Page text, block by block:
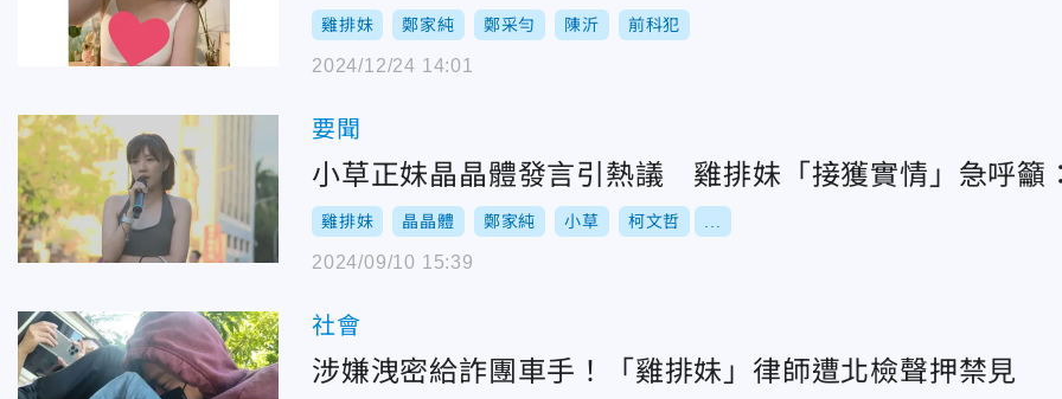
雞排妹 鄭家純 鄭采勻 陳沂 前科犯
2024/12/24 14:01
要聞
小草正妹晶晶體發言引熱議 雞排妹「接獲實情」急呼籲
雞排妹 晶晶體 鄭家純 小草 柯文哲
2024/09/10 15:39
社會
涉嫌洩密給詐團車手！「雞排妹」律師遭北檢聲押禁見